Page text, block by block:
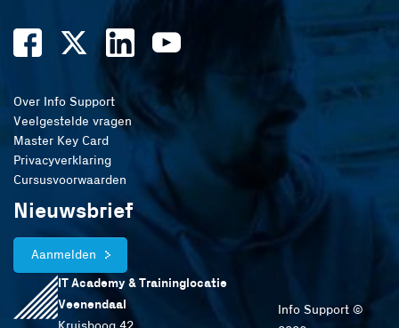
Over Info Support
Veelgestelde vragen
Master Key Card
Privacyverklaring
Cursusvoorwaarden
Nieuwsbrief
Aanmelden
IT Academy & Traininglocatie
Veenendaal
Info Support ©